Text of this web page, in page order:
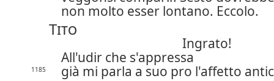
non molto esser lontano. Eccolo.
Tito
Ingrato!
All'udir che s'appressa
1185
già mi parla a suo pro l'affetto